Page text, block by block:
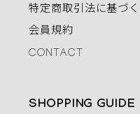
特定商取引法に基づ
会員規約
CONTACT
SHOPPING GUIDE